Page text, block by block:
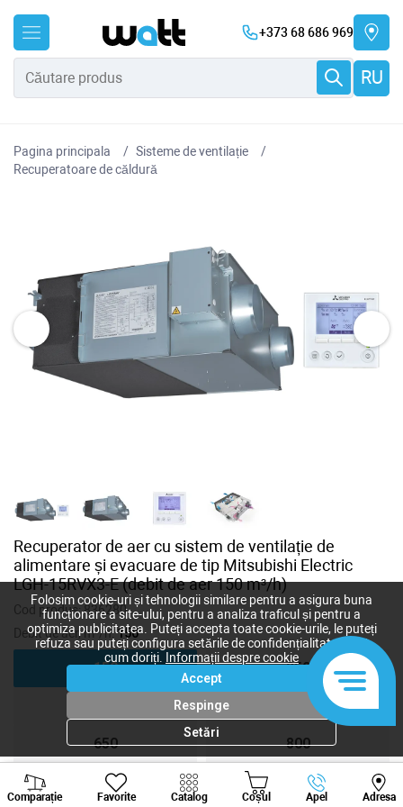
+373 68 686 969
RU
Pagina principala
Sisteme de ventilație
Recuperatoare de căldură
Recuperator de aer cu sistem de ventilație de
alimentare și evacuare de tip Mitsubishi Electric
LGH-15RVX3-E (debit de aer 150 m³/h)
Cod produs:836280
Debit de aer, m³/h:150
150 250
500
650 800
1000 1500
Comparație Favorite Catalog Coșul Apel Adresa
Viber Whatsapp
Folosim cookie-uri și tehnologii similare pentru a asigura buna
funcționare a site-ului, pentru a analiza traficul și pentru a
optimiza publicitatea. Puteți accepta toate cookie-urile, le puteți
refuza sau puteți configura setările de confidențialitate după
cum doriți.
Informații despre cookie
Accept
Respinge
Setări